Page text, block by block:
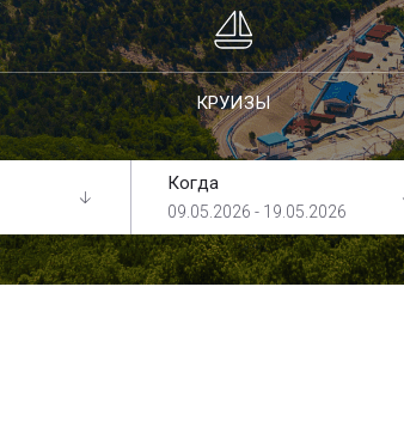
КРУИЗЫ
Когда
09.05.2026 - 19.05.2026